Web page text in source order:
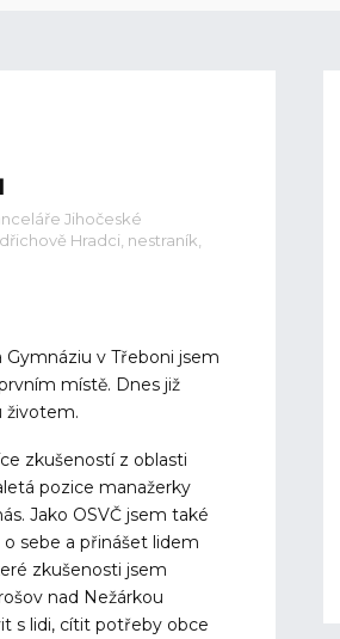
Jihočeské
Hradci, nestraník,
Gymnáziu v Třeboni jsem
místě. Dnes již
životem.
zkušeností z oblasti
pozice manažerky
Jako OSVČ jsem také
sebe a přinášet lidem
zkušenosti jsem
nad Nežárkou
s lidi, cítit potřeby obce